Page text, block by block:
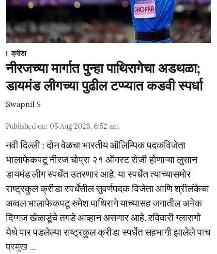
क्रीडा
नीरजच्या मार्गात पुन्हा पाथिरागेचा अडथळा;
डायमंड लीगच्या पुढील टप्प्यात कडवी स्पर्धा
Swapnil S
Published on: 05 Aug 2026, 6:52 am
नवी दिल्ली : दोन वेळचा भारतीय ऑलिम्पिक पदकविजेता
भालाफेकपटू नीरज चोप्रा २१ ऑगस्ट रोजी होणाऱ्या लुसान
डायमंड लीग स्पर्धेत उतरणार आहे. या स्पर्धेत त्याच्यासमोर
राष्ट्रकुल क्रीडा स्पर्धेतील सुवर्णपदक विजेता आणि श्रीलंकेचा
अव्वल भालाफेकपटू रुमेश पाथिरागे याच्यासह जगातील अनेक
दिग्गज खेळाडूंचे तगडे आव्हान असणार आहे. रविवारी ग्लासगो
येथे पार पडलेल्या राष्ट्रकुल क्रीडा स्पर्धेत सहभागी झालेले पाच
प्रमुख ...